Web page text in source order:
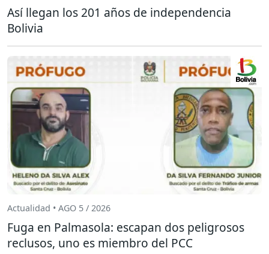
Así llegan los 201 años de independencia
Bolivia
Actualidad • AGO 5 / 2026
Fuga en Palmasola: escapan dos peligrosos
reclusos, uno es miembro del PCC